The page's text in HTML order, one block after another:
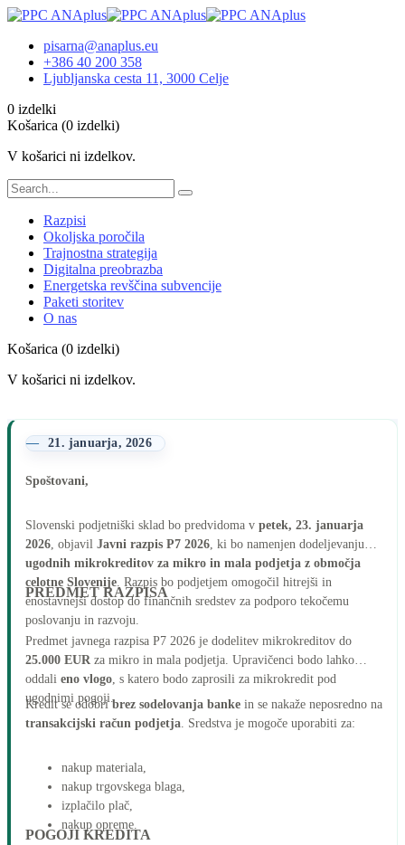
pisarna@anaplus.eu
+386 40 200 358
Ljubljanska cesta 11, 3000 Celje
0 izdelki
Košarica (0 izdelki)
V košarici ni izdelkov.
Razpisi
Okoljska poročila
Trajnostna strategija
Digitalna preobrazba
Energetska revščina subvencije
Paketi storitev
O nas
Košarica (0 izdelki)
V košarici ni izdelkov.
21. januarja, 2026
Spoštovani,
Slovenski podjetniški sklad bo predvidoma v petek, 23. januarja
2026, objavil Javni razpis P7 2026, ki bo namenjen dodeljevanju
ugodnih mikrokreditov za mikro in mala podjetja z območja
celotne Slovenije. Razpis bo podjetjem omogočil hitrejši in
enostavnejši dostop do finančnih sredstev za podporo tekočemu
poslovanju in razvoju.
PREDMET RAZPISA
Predmet javnega razpisa P7 2026 je dodelitev mikrokreditov do
25.000 EUR za mikro in mala podjetja. Upravičenci bodo lahko
oddali eno vlogo , s katero bodo zaprosili za mikrokredit pod
ugodnimi pogoji.
Kredit se odobribrez sodelovanja banke in se nakaže neposredno na
transakcijski račun podjetja . Sredstva je mogoče uporabiti za:
nakup materiala,
nakup trgovskega blaga,
izplačilo plač,
nakup opreme.
POGOJI KREDITA